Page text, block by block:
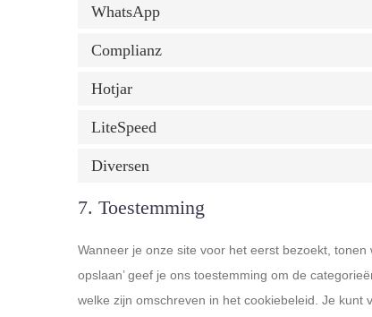
WhatsApp
Complianz
Hotjar
LiteSpeed
Diversen
7. Toestemming
Wanneer je onze site voor het eerst bezoekt,
opslaan’ geef je ons toestemming om de
welke zijn omschreven in het cookiebeleid. Je